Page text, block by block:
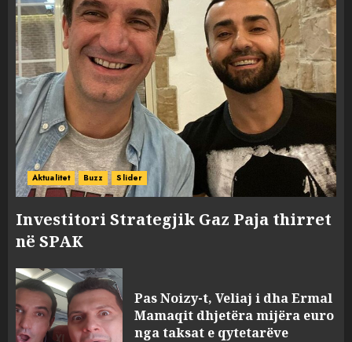
Aktualitet Buzz Slider
Investitori Strategjik Gaz Paja thirret
në SPAK
Pas Noizy-t, Veliaj i dha Ermal
Mamaqit dhjetëra mijëra euro
nga taksat e qytetarëve